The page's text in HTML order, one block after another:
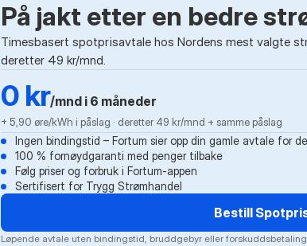
På jakt etter en bedre
Timesbasert spotprisavtale hos Nordens mest valgte
deretter 49 kr/mnd.
0 kr/mnd i 6 måneder
+ 5,90 øre/kWh i påslag · deretter 49 kr/mnd + samme påslag
Ingen bindingstid – Fortum sier opp din gamle avtale for
100 % fornøydgaranti med penger tilbake
Følg priser og forbruk i Fortum-appen
Sertifisert for Trygg Strømhandel
Bestill
Løpende avtale uten bindingstid, bruddgebyr eller